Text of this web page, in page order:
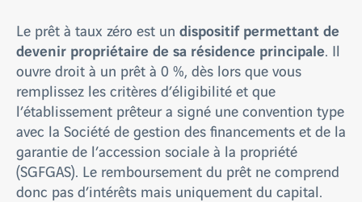
Le prêt à taux zéro est un dispositif permettant de
devenir propriétaire de sa résidence principale. Il
ouvre droit à un prêt à 0 %, dès lors que vous
remplissez les critères d’éligibilité et que
l’établissement prêteur a signé une convention type
avec la Société de gestion des financements et de la
garantie de l’accession sociale à la propriété
(SGFGAS). Le remboursement du prêt ne comprend
donc pas d’intérêts mais uniquement du capital.